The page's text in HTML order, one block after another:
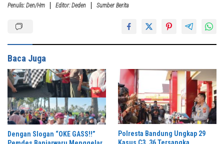
Penulis: Den/Hm Editor: Deden Sumber Berita
Baca Juga
Dengan Slogan “OKE GASS!!”
Polresta Bandung Ungkap 29